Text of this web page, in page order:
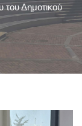
του Δημοτικού